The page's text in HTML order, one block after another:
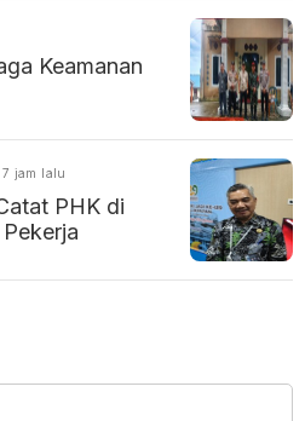
Keamanan
7 jam lalu